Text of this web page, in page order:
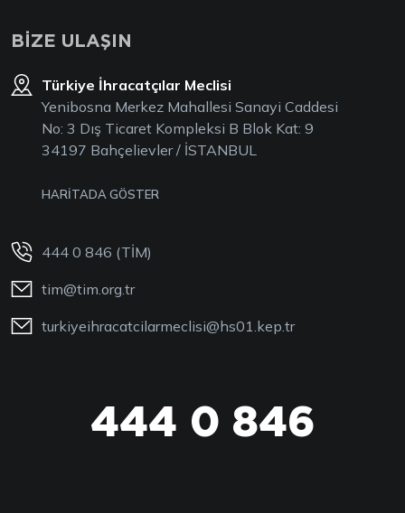
BİZE ULAŞIN
Türkiye İhracatçılar Meclisi
Yenibosna Merkez Mahallesi Sanayi Caddesi
No: 3 Dış Ticaret Kompleksi B Blok Kat: 9
34197 Bahçelievler / İSTANBUL
HARİTADA GÖSTER
444 0 846 (TİM)
tim@tim.org.tr
turkiyeihracatcilarmeclisi@hs01.kep.tr
444 0 846